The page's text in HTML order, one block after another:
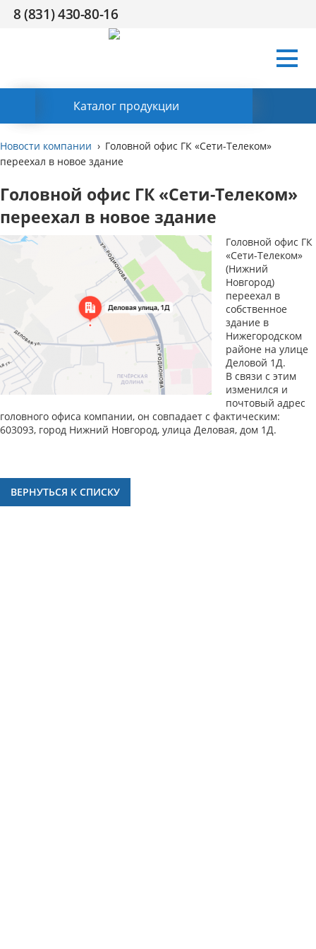
8 (831) 430-80-16
Каталог продукции
Компания СертификатыПоддержкаHRКонтакты
Новости компании
Головной офис ГК «Сети-Телеком»
переехал в новое здание
Головной офис ГК «Сети-Телеком»
переехал в новое здание
Головной офис ГК
«Сети-Телеком»
(Нижний
Новгород)
переехал в
собственное
здание в
Нижегородском
районе на улице
Деловой 1Д.
В связи с этим
изменился и
почтовый адрес
головного офиса компании, он совпадает с фактическим:
603093, город Нижний Новгород, улица Деловая, дом 1Д.
ВЕРНУТЬСЯ К СПИСКУ